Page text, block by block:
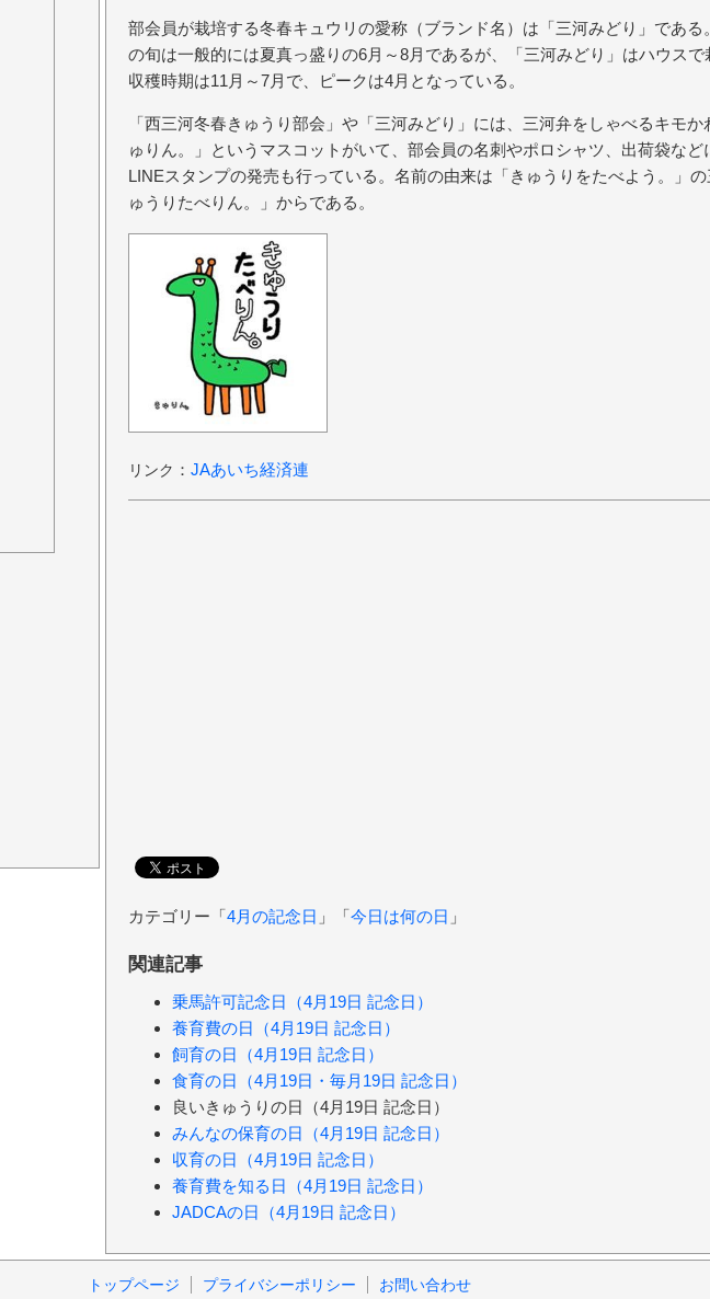
部会員が栽培する冬春キュウリの愛称（ブランド名）は「三河みどり」である
の旬は一般的には夏真っ盛りの6月～8月であるが、「三河みどり」はハウスで
収穫時期は11月～7月で、ピークは4月となっている。
「西三河冬春きゅうり部会」や「三河みどり」には、三河弁をしゃべるキモか
ゅりん。」というマスコットがいて、部会員の名刺やポロシャツ、出荷袋など
LINEスタンプの発売も行っている。名前の由来は「きゅうりをたべよう。」の
ゅうりたべりん。」からである。
リンク ： JAあいち経済連
カテゴリー「4月の記念日 」「今日は何の日 」
関連記事
乗馬許可記念日（4月19日 記念日）
養育費の日（4月19日 記念日）
飼育の日（4月19日 記念日）
食育の日（4月19日・毎月19日 記念日）
良いきゅうりの日（4月19日 記念日）
みんなの保育の日（4月19日 記念日）
収育の日（4月19日 記念日）
養育費を知る日（4月19日 記念日）
JADCAの日（4月19日 記念日）
トップページ プライバシーポリシー お問い合わせ